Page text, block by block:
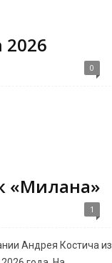
2026
0
«Милана»
1
Андрея Костича из